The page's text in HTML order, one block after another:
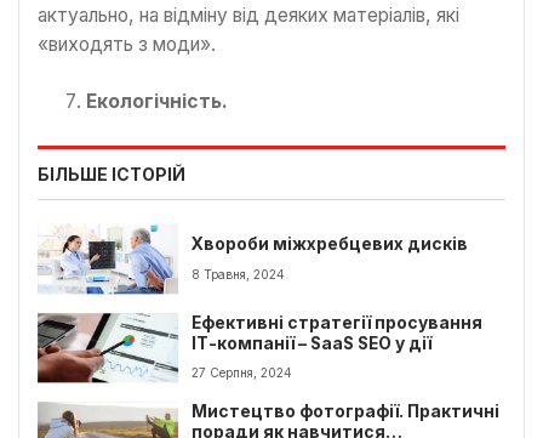
актуально, на відміну від деяких матеріалів, які
«виходять з моди».
Екологічність.
БІЛЬШЕ ІСТОРІЙ
Хвороби міжхребцевих дисків
8 Травня, 2024
Ефективні стратегії просування
ІТ-компанії – SaaS SEO у дії
27 Серпня, 2024
Мистецтво фотографії. Практичні
поради як навчитися